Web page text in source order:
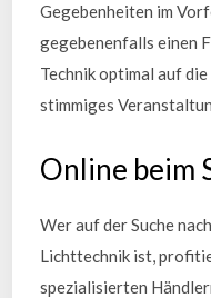
Gegebenheiten im
gegebenenfalls einen
Technik optimal auf
stimmiges
Online beim
Wer auf der Suche
Lichttechnik ist,
spezialisierten